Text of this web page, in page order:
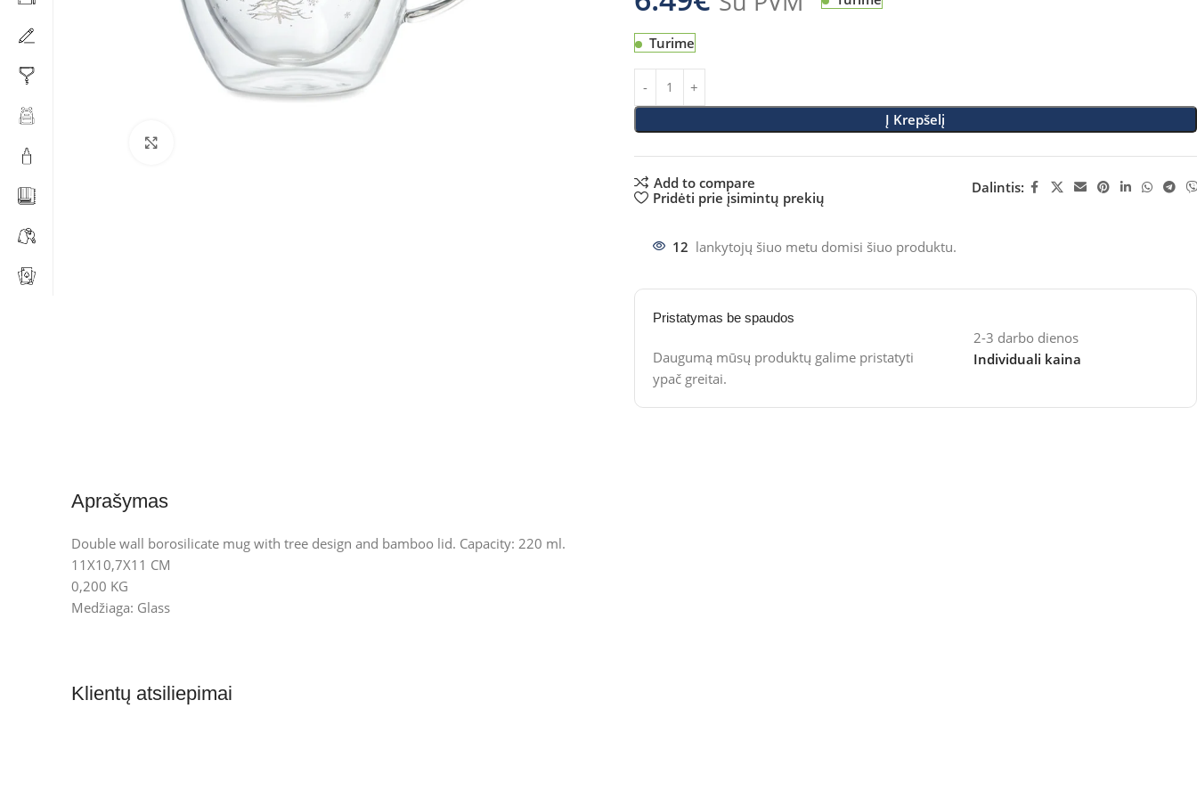
Turime
Į Krepšelį
Add to compare
Pridėti prie įsimintų prekių
Dalintis:
12 lankytojų šiuo metu domisi šiuo produktu.
Pristatymas be spaudos
Daugumą mūsų produktų galime pristatyti
ypač greitai.
2-3 darbo dienos
Individuali kaina
Aprašymas
Double wall borosilicate mug with tree design and bamboo lid. Capacity: 220 ml.
11X10,7X11 CM
0,200 KG
Medžiaga: Glass
Klientų atsiliepimai